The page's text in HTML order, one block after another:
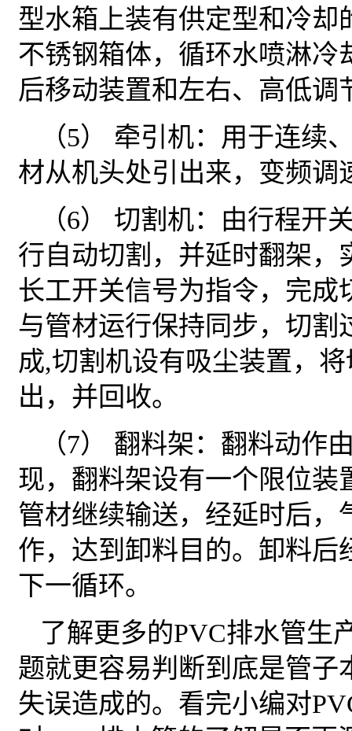
型水箱上装有供定型和冷
不锈钢箱体，循环水喷淋冷
后移动装置和左右、高低调
（5） 牵引机：用于连续
材从机头处引出来，变频调
（6） 切割机：由行程开
行自动切割，并延时翻架，
长工开关信号为指令，完
与管材运行保持同步，切割
成,切割机设有吸尘装置，
出，并回收。
（7） 翻料架：翻料动作
现，翻料架设有一个限位
管材继续输送，经延时后
作，达到卸料目的。卸料
下一循环。
了解更多的PVC排水管生
题就更容易判断到底是管
失误造成的。看完小编对